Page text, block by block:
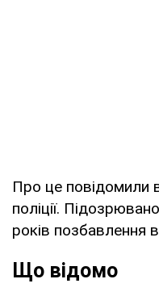
Про це повідомили
поліції.
років позбавлення
Що відомо